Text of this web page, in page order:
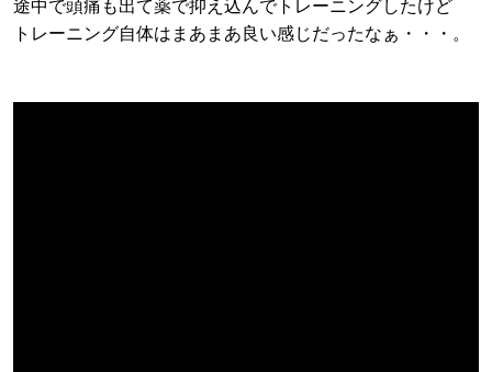
途中で頭痛も出て薬で抑え込んでトレーニングしたけど
トレーニング自体はまあまあ良い感じだったなぁ・・・。